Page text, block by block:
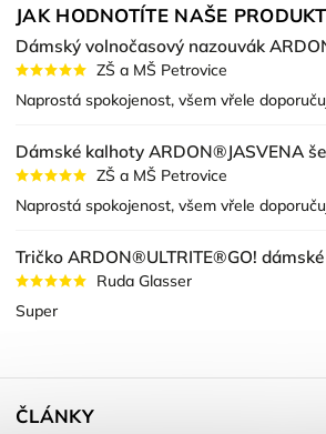
JAK HODNOTÍTE NAŠE
Dámský volnočasový nazouvák
ZŠ a MŠ Petrovice
Naprostá spokojenost, všem vřele
Dámské kalhoty ARDON®JASVENA
ZŠ a MŠ Petrovice
Naprostá spokojenost, všem vřele
Tričko ARDON®ULTRITE®GO!
Ruda Glasser
Super
ČLÁNKY